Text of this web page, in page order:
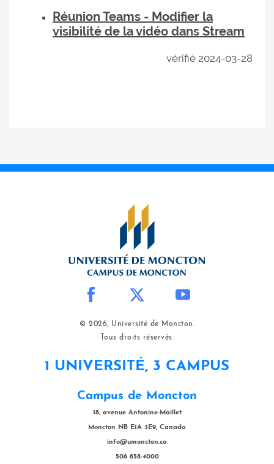
Réunion Teams - Modifier la
visibilité de la vidéo dans Stream
vérifié 2024-03-28
© 2026, Université de Moncton.
Tous droits réservés.
1 UNIVERSITÉ, 3 CAMPUS
Campus de Moncton
18, avenue Antonine-Maillet
Moncton NB E1A 3E9, Canada
info@umoncton.ca
506 858-4000